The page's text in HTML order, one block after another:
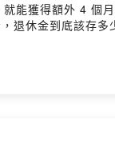
人都有財富自由、提早退休
退休金到底該